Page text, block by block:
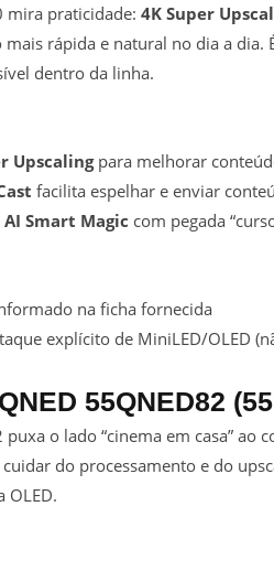
mira praticidade: 4K Super
mais rápida e natural no dia a
dentro da linha.
Upscalingpara melhorar
facilita espelhar e enviar
AI Smart Magic com pegada
na ficha fornecida
explícito de MiniLED/OLED
55QNED82
puxa o lado “cinema em casa” ao
do processamento e do
OLED.